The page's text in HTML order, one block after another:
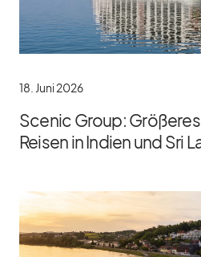
18. Juni 2026
Scenic Group:
Reisen in Indien und Sri